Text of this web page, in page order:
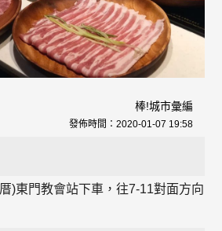
棒!城市彙編
發佈時間： 2020-01-07 19:58
)東門教會站下車，往7-11對面方向